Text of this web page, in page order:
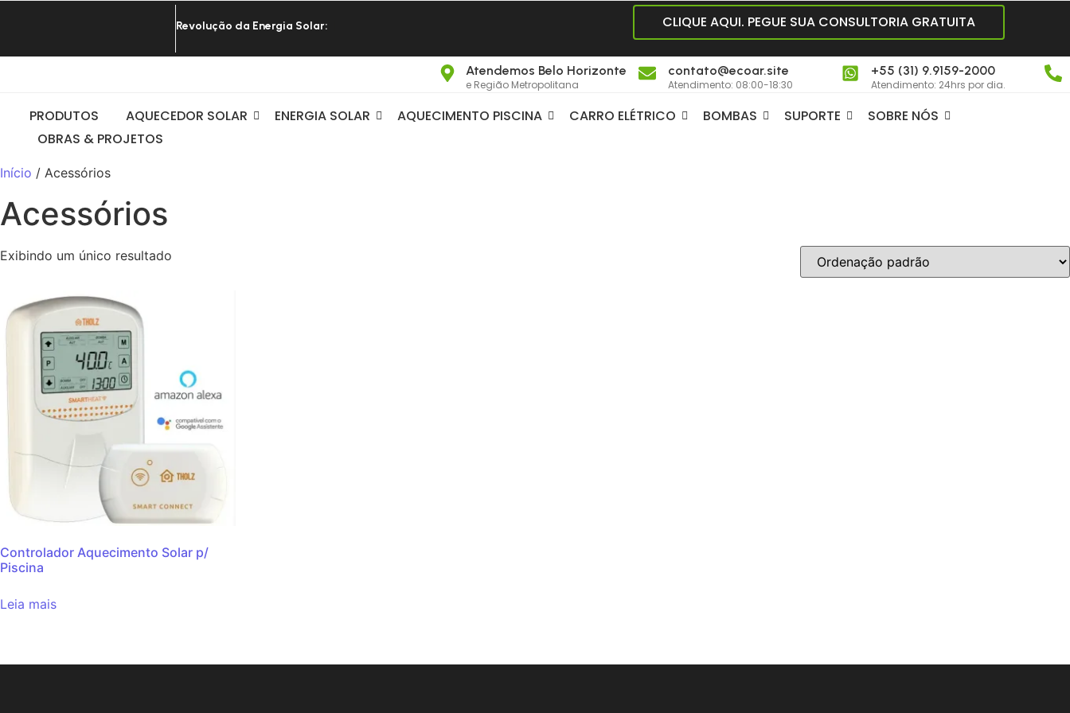
Revolução da Energia Solar: CLIQUE AQUI. PEGUE SUA CONSULTORIA GRATUITA
Atendemos Belo Horizonte
e Região Metropolitana
contato@ecoar.site
Atendimento: 08:00-18:30
+55 (31) 9.9159-2000
Atendimento: 24hrs por dia.
PRODUTOS AQUECEDOR SOLAR ENERGIA SOLAR AQUECIMENTO PISCINA CARRO ELÉTRICO BOMBAS SUPORTE
SOBRE NÓS
OBRAS & PROJETOS
Início / Acessórios
Acessórios
Exibindo um único resultado
Controlador Aquecimento Solar p/
Piscina
Leia mais